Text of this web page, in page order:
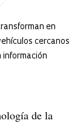
en
cercanos
información
de la